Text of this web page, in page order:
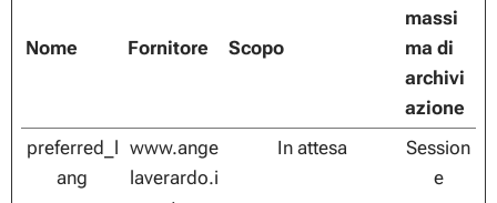
Nome Fornitore Scopo
massi
ma di
archivi
azione
preferred_l
ang
www.ange
laverardo.i
In attesa
Session
e